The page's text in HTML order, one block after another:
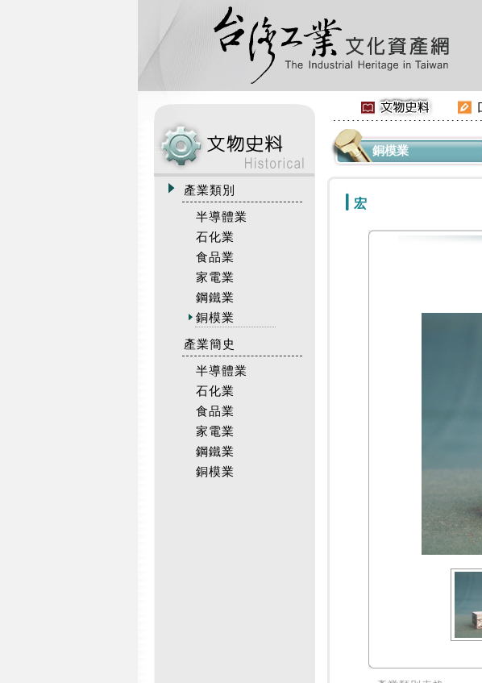
:::
產業類別
半導體業
石化業
食品業
家電業
鋼鐵業
銅模業
產業簡史
半導體業
石化業
食品業
家電業
鋼鐵業
銅模業
銅模業
宏